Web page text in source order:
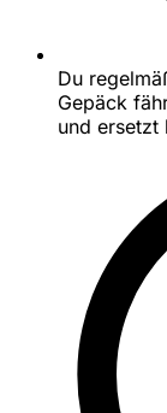
Du
Gepäck
und ersetzt